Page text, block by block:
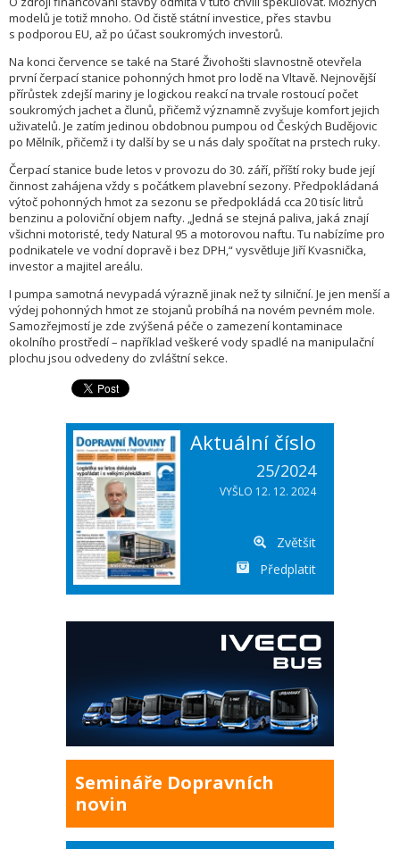
modelů je totiž mnoho. Od čistě státní investice, přes stavbu
s podporou EU, až po účast soukromých investorů.
Na konci července se také na Staré Živohošti slavnostně otevřela
první čerpací stanice pohonných hmot pro lodě na Vltavě. Nejnovější
přírůstek zdejší mariny je logickou reakcí na trvale rostoucí počet
soukromých jachet a člunů, přičemž významně zvyšuje komfort jejich
uživatelů. Je zatím jedinou obdobnou pumpou od Českých Budějovic
po Mělník, přičemž i ty další by se u nás daly spočítat na prstech ruky.
Čerpací stanice bude letos v provozu do 30. září, příští roky bude její
činnost zahájena vždy s počátkem plavební sezony. Předpokládaná
výtoč pohonných hmot za sezonu se předpokládá cca 20 tisíc litrů
benzinu a poloviční objem nafty. „Jedná se stejná paliva, jaká znají
všichni motoristé, tedy Natural 95 a motorovou naftu. Tu nabízíme pro
podnikatele ve vodní dopravě i bez DPH,“ vysvětluje Jiří Kvasnička,
investor a majitel areálu.
I pumpa samotná nevypadá výrazně jinak než ty silniční. Je jen menší a
výdej pohonných hmot ze stojanů probíhá na novém pevném mole.
Samozřejmostí je zde zvýšená péče o zamezení kontaminace
okolního prostředí – například veškeré vody spadlé na manipulační
plochu jsou odvedeny do zvláštní sekce.
Aktuální číslo
25/2024
VYŠLO 12. 12. 2024
Zvětšit
Předplatit
Semináře Dopravních
novin